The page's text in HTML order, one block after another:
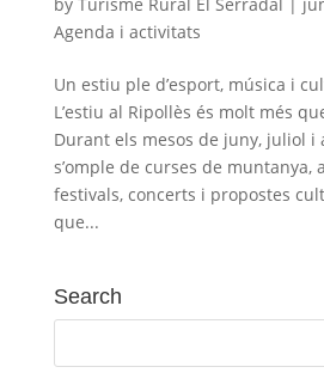
by Turisme Rural El Serradal |
Agenda i activitats
Un estiu ple d’esport, música i
L’estiu al Ripollès és molt més
Durant els mesos de juny, juliol i
s’omple de curses de muntanya,
festivals, concerts i propostes
que...
Search